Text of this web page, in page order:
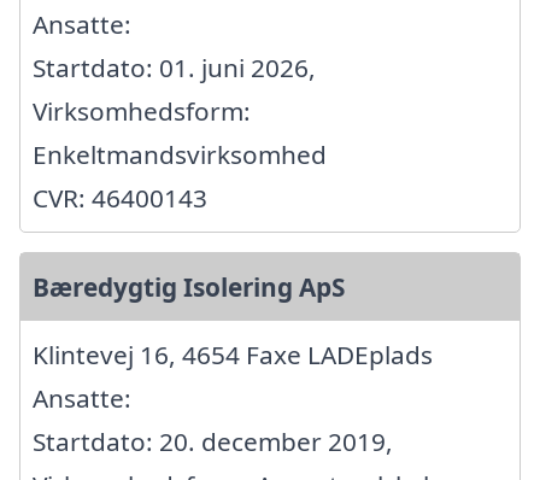
Ansatte:
Startdato: 01. juni 2026,
Virksomhedsform:
Enkeltmandsvirksomhed
CVR: 46400143
Bæredygtig Isolering ApS
Klintevej 16, 4654 Faxe LADEplads
Ansatte:
Startdato: 20. december 2019,